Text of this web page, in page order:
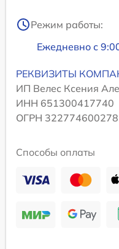
Режим работы:
Ежедневно с
РЕКВИЗИТЫ
ИП Велес Ксения
ИНН 651300417740
ОГРН
Способы оплаты